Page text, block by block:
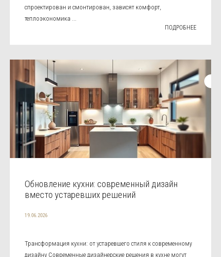
спроектирован и смонтирован, зависят комфорт,
теплоэкономика ...
ПОДРОБНЕЕ
Обновление кухни: современный дизайн
вместо устаревших решений
19.06.2026
Трансформация кухни: от устаревшего стиля к современному
дизайну Современные дизайнерские решения в кухне могут